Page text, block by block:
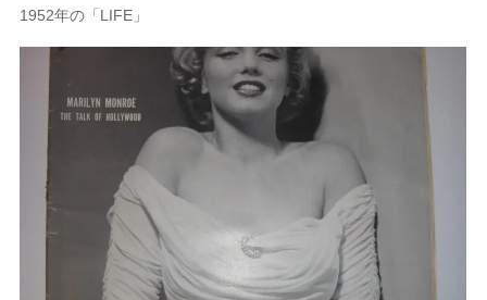
1952年の「LIFE」